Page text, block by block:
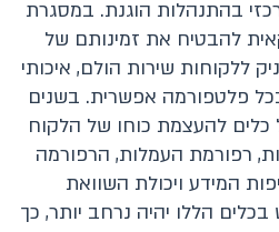
בהתנהלות הוגנת. במסגרת
להבטיח את זמינותם של
ללקוחות שירות הולם, איכותי
פלטפורמה אפשרית. בשנים
כלים להעצמת כוחו של הלקוח
רפורמת העמלות, הרפורמה
המידע ויכולת השוואת
הללו יהיה נרחב יותר, כך